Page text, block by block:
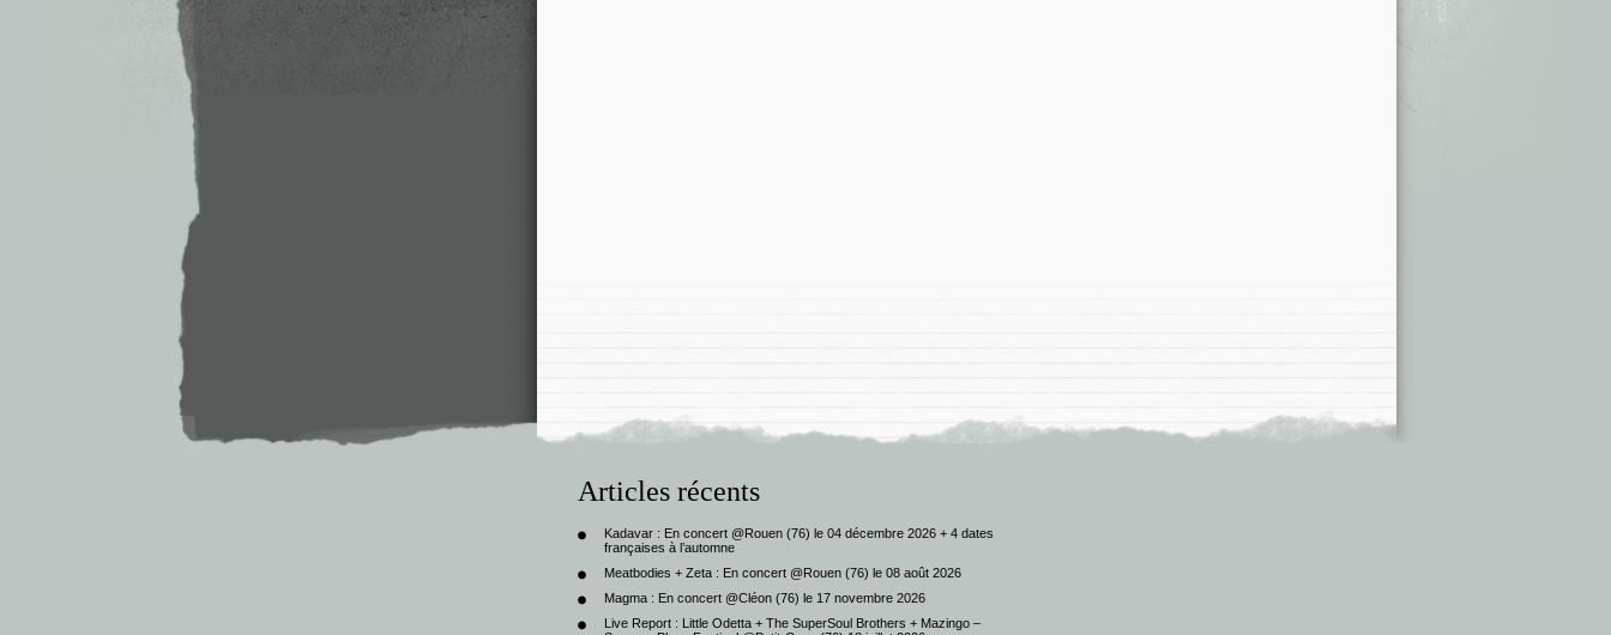
Articles récents
Kadavar : En concert @Rouen (76) le 04 décembre 2026 + 4 dates
françaises à l’automne
Meatbodies + Zeta : En concert @Rouen (76) le 08 août 2026
Magma : En concert @Cléon (76) le 17 novembre 2026
Live Report : Little Odetta + The SuperSoul Brothers + Mazingo –